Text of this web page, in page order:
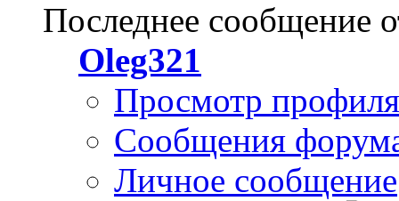
Последнее сообщение
Oleg321
Просмотр профиля
Сообщения
Личное сообщение